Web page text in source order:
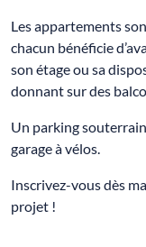
Les appartements
chacun bénéficie
son étage ou sa
donnant sur des
Un parking souterrain
garage à vélos.
Inscrivez-vous dès
projet !